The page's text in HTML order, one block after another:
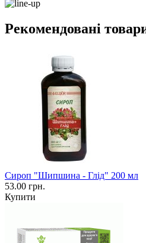
Рекомендовані
Сироп "Шипшина - Глід" 200 мл
53.00 грн.
Купити